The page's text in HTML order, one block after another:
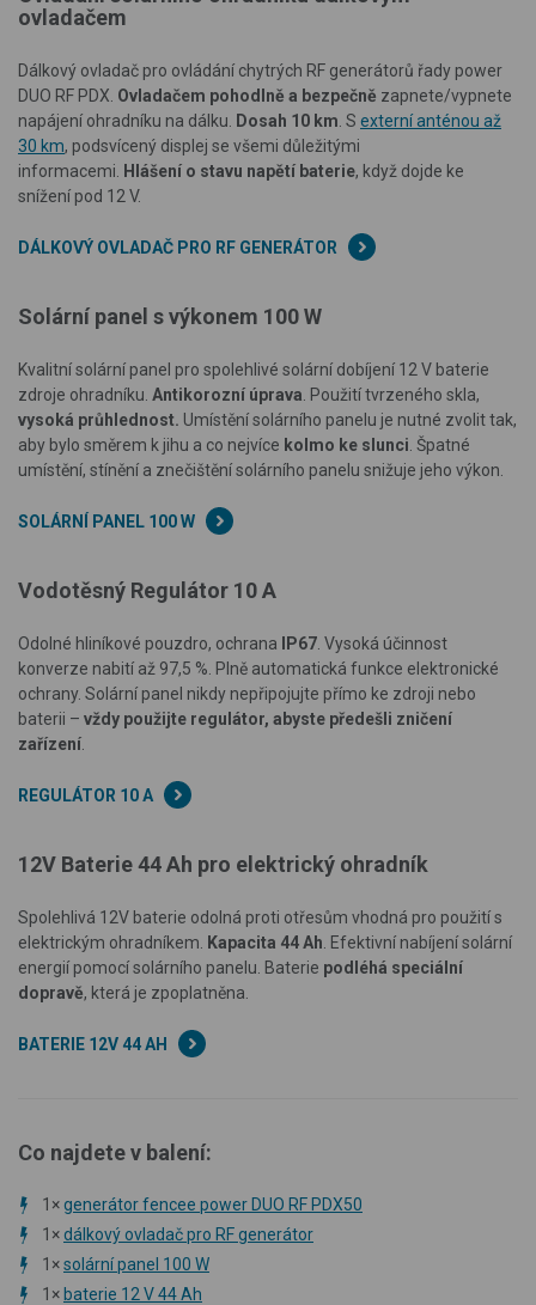
ovladačem
Dálkový ovladač pro ovládání chytrých RF generátorů řady power
DUO RF PDX. Ovladačem pohodlně a bezpečně zapnete/vypnete
napájení ohradníku na dálku.
Dosah 10 km . S externí anténou až
30 km, podsvícený displej se všemi důležitými
informacemi.
Hlášení o stavu napětí baterie, když dojde ke
snížení pod 12 V.
DÁLKOVÝ OVLADAČ PRO RF GENERÁTOR
Solární panel s výkonem 100 W
Kvalitní solární panel pro spolehlivé solární dobíjení 12 V baterie
zdroje ohradníku. Antikorozní úprava . Použití tvrzeného skla,
vysoká průhlednost. Umístění solárního panelu je nutné zvolit tak,
aby bylo směrem k jihu a co nejvíce kolmo ke slunci . Špatné
umístění, stínění a znečištění solárního panelu snižuje jeho výkon.
SOLÁRNÍ PANEL 100 W
Vodotěsný Regulátor 10 A
Odolné hliníkové pouzdro, ochrana IP67 Vysoká účinnost
konverze nabití až 97,5 %. Plně automatická funkce elektronické
ochrany. Solární panel nikdy nepřipojujte přímo ke zdroji nebo
baterii – vždy použijte regulátor, abyste předešli zničení
zařízení
REGULÁTOR 10 A
12V Baterie 44 Ah pro elektrický ohradník
Spolehlivá 12V baterie odolná proti otřesům vhodná pro použití s
elektrickým ohradníkem.
Kapacita 44 Ah . Efektivní nabíjení solární
energií pomocí solárního panelu. Baterie podléhá speciální
dopravě, která je zpoplatněna.
BATERIE 12V 44 AH
Co najdete v balení:
1×generátor fencee power DUO RF PDX50
1×dálkový ovladač pro RF generátor
1×solární panel 100 W
1× baterie 12 V 44 Ah